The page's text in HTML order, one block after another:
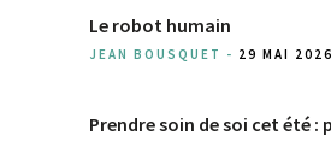
Le robot humain
JEAN BOUSQUET - 29 MAI 2026
Prendre soin de soi cet été :